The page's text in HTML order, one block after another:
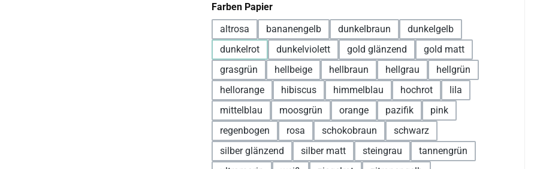
Farben Papierauswählen
altrosa
bananengelb dunkelbraun
dunkelgelb
dunkelrot
dunkelviolett gold glänzend
gold matt
grasgrün
hellbeige hellbraun hellgrau
hellgrün
hellorange
hibiscus himmelblau hochrot
lila
mittelblau
moosgrün orange pazifik
pink
regenbogen
rosa schokobraun
schwarz
silber glänzend
silber matt steingrau
tannengrün